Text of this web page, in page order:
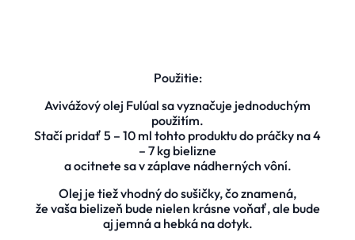
Použitie:
Avivážový olej Fulúal sa vyznačuje jednoduchým
použitím.
Stačí pridať 5 – 10 ml tohto produktu do práčky na 4
– 7 kg bielizne
a ocitnete sa v záplave nádherných vôní.
Olej je tiež vhodný do sušičky, čo znamená,
že vaša bielizeň bude nielen krásne voňať, ale bude
aj jemná a hebká na dotyk.